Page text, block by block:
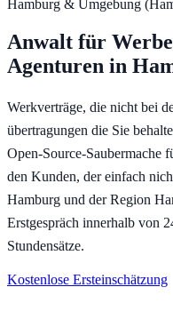
Hamburg & Umgebung (
Anwalt für
Agenturen in
Werkverträge, die nicht bei
übertragungen die Sie
Open-Source-Saubermache
den Kunden, der einfach
Hamburg und der Region
Erstgespräch innerhalb von
Stundensätze.
Kostenlose Ersteinschätzung